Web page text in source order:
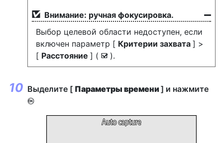
Внимание: ручная фокусировка.
Выбор целевой области недоступен, если
включен параметр [ Критерии захвата ] >
[ Расстояние ] ( M ).
Выделите [ Параметры времени] и нажмите
J